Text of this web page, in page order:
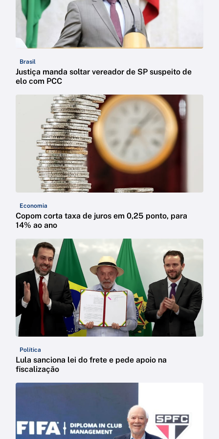
Brasil
Justiça manda soltar vereador de SP suspeito de
elo com PCC
Economia
Copom corta taxa de juros em 0,25 ponto, para
14% ao ano
Política
Lula sanciona lei do frete e pede apoio na
fiscalização